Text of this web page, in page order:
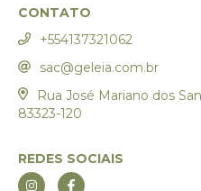
CONTATO
+554137321062
sac@geleia.com.br
Rua José Mariano dos
83323-120
REDES SOCIAIS